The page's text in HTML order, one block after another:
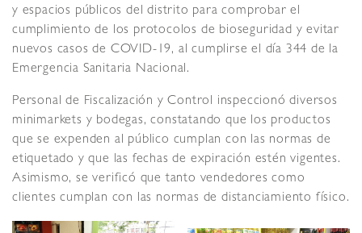
y espacios públicos del distrito para comprobar el
cumplimiento de los protocolos de bioseguridad y evitar
nuevos casos de COVID-19, al cumplirse el día 344 de la
Emergencia Sanitaria Nacional.
Personal de Fiscalización y Control inspeccionó diversos
minimarkets y bodegas, constatando que los productos
que se expenden al público cumplan con las normas de
etiquetado y que las fechas de expiración estén vigentes.
Asimismo, se verificó que tanto vendedores como
clientes cumplan con las normas de distanciamiento físico.